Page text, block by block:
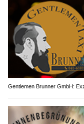
Gentlemen Brunner GmbH: